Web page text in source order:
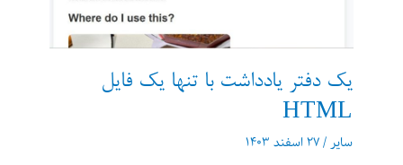
یک دفتر یادداشت با تنها یک فایل
HTML
سایر /۲۷ اسفند ۱۴۰۳